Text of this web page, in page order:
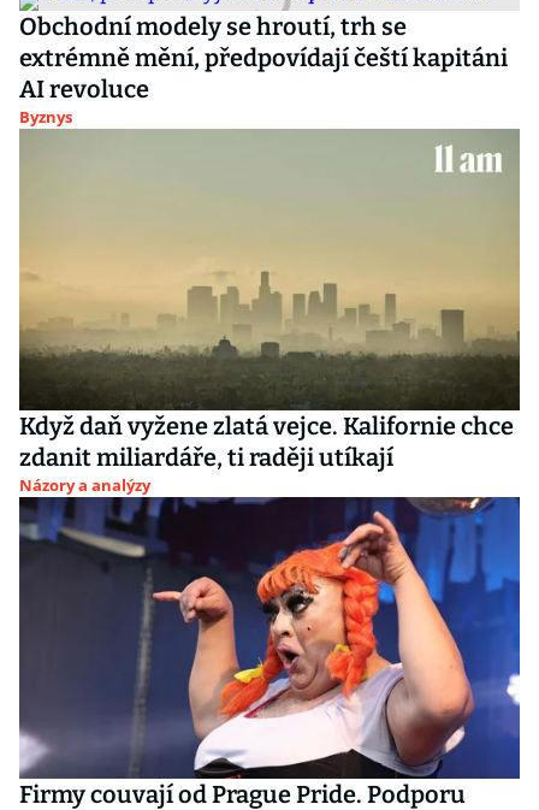
Obchodní modely se hroutí, trh se
extrémně mění, předpovídají čeští kapitáni
AI revoluce
Byznys
Když daň vyžene zlatá vejce. Kalifornie chce
zdanit miliardáře, ti raději utíkají
Názory a analýzy
Firmy couvají od Prague Pride. Podporu